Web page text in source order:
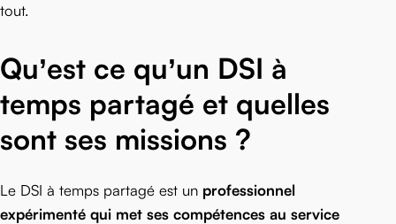
tout.
Qu’est ce qu’un DSI à
temps partagé et quelles
sont ses missions ?
Le DSI à temps partagé est un professionnel
expérimenté qui met ses compétences au service